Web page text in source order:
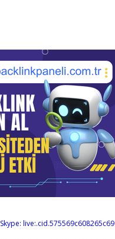
Skype: live:.cid.575569c608265c69